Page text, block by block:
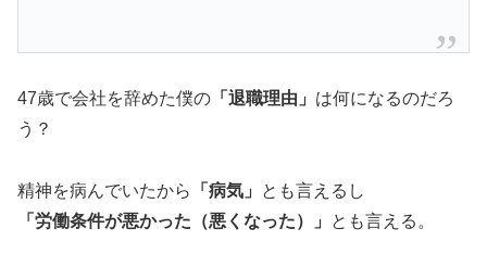
47歳で会社を辞めた僕の 「退職理由」 は何になるのだろ
う？
精神を病んでいたから 「病気」
とも言えるし
「労働条件が悪かった（悪くなった）」
とも言える。